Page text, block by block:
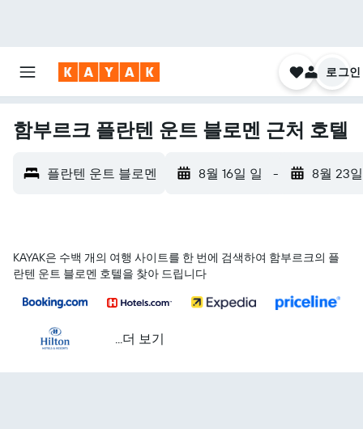
로그인
함부르크 플란텐 운트 블로멘 근처 호텔
플란텐 운트 블로멘 8월 16일 일 - 8월 23
KAYAK은 수백 개의 여행 사이트를 한 번에 검색하여 함부르크의 플
란텐 운트 블로멘 호텔을 찾아 드립니다
...더 보기